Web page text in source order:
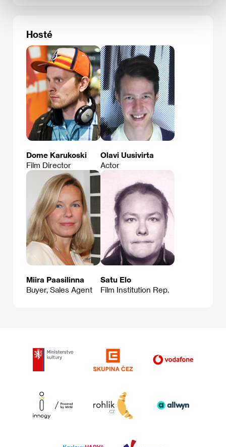
Hosté
Dome Karukoski
Film Director
Olavi Uusivirta
Actor
Miira Paasilinna
Buyer, Sales Agent
Satu Elo
Film Institution Rep.